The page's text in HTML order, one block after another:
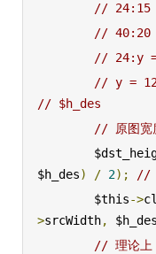
// 24:15
// 40:20
// 24:y
// y =
// $h_des
// 原图宽
$h_des) / 2);
//
        $this
->
>srcWidth, $h_des
// 理论上